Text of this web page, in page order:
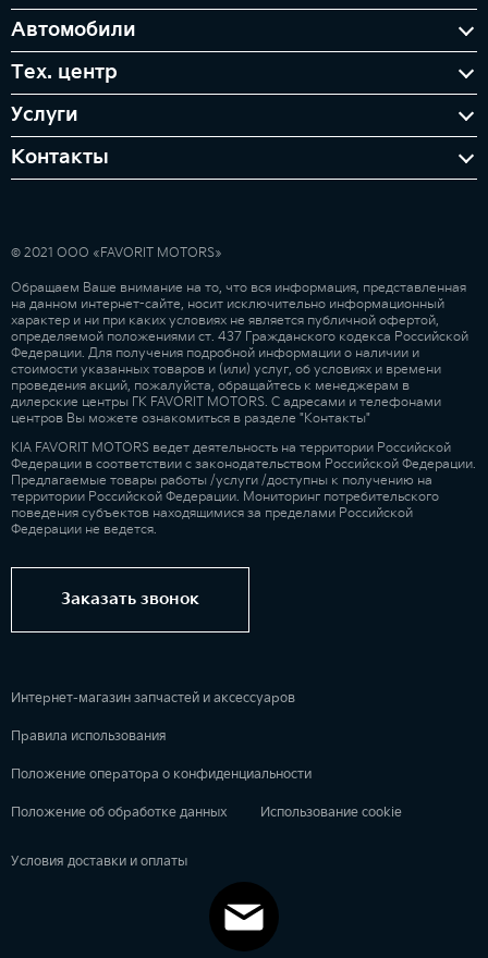
Автомобили
Тех. центр
Услуги
Контакты
© 2021 ООО «FAVORIT MOTORS»
Обращаем Ваше внимание на то, что вся информация, представленная
на данном интернет-сайте, носит исключительно информационный
характер и ни при каких условиях не является публичной офертой,
определяемой положениями ст. 437 Гражданского кодекса Российской
Федерации. Для получения подробной информации о наличии и
стоимости указанных товаров и (или) услуг, об условиях и времени
проведения акций, пожалуйста, обращайтесь к менеджерам в
дилерские центры ГК FAVORIT MOTORS. С адресами и телефонами
центров Вы можете ознакомиться в разделе "Контакты"
KIA FAVORIT MOTORS ведет деятельность на территории Российской
Федерации в соответствии с законодательством Российской Федерации.
Предлагаемые товары работы /услуги /доступны к получению на
территории Российской Федерации. Мониторинг потребительского
поведения субъектов находящимися за пределами Российской
Федерации не ведется.
Заказать звонок
Интернет-магазин запчастей и аксессуаров
Правила использования
Положение оператора о конфиденциальности
Положение об обработке данных Использование cookie
Условия доставки и оплаты